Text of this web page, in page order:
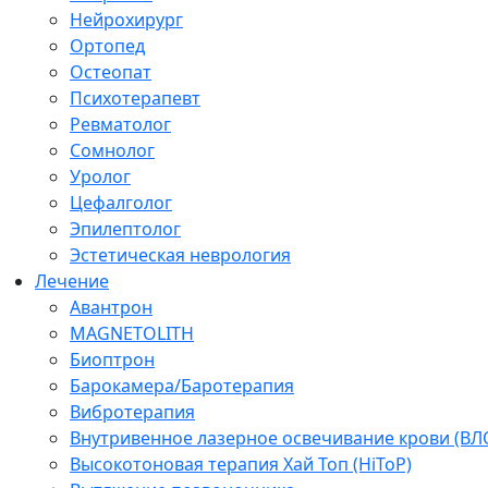
Нейрохирург
Ортопед
Остеопат
Психотерапевт
Ревматолог
Сомнолог
Уролог
Цефалголог
Эпилептолог
Эстетическая неврология
Лечение
Авантрон
MAGNETOLITH
Биоптрон
Барокамера/Баротерапия
Вибротерапия
Внутривенное лазерное освечивание крови
Высокотоновая терапия Хай Топ (HiToP)